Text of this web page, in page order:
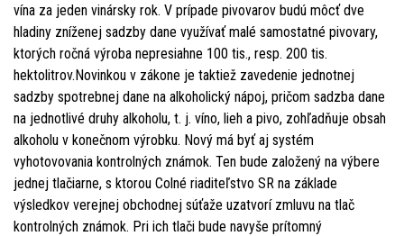
vína za jeden vinársky rok. V prípade pivovarov budú môcť dve
hladiny zníženej sadzby dane využívať malé samostatné pivovary,
ktorých ročná výroba nepresiahne 100 tis., resp. 200 tis.
hektolitrov.Novinkou v zákone je taktiež zavedenie jednotnej
sadzby spotrebnej dane na alkoholický nápoj, pričom sadzba dane
na jednotlivé druhy alkoholu, t. j. víno, lieh a pivo, zohľadňuje obsah
alkoholu v konečnom výrobku. Nový má byť aj systém
vyhotovovania kontrolných známok. Ten bude založený na výbere
jednej tlačiarne, s ktorou Colné riaditeľstvo SR na základe
výsledkov verejnej obchodnej súťaže uzatvorí zmluvu na tlač
kontrolných známok. Pri ich tlači bude navyše prítomný